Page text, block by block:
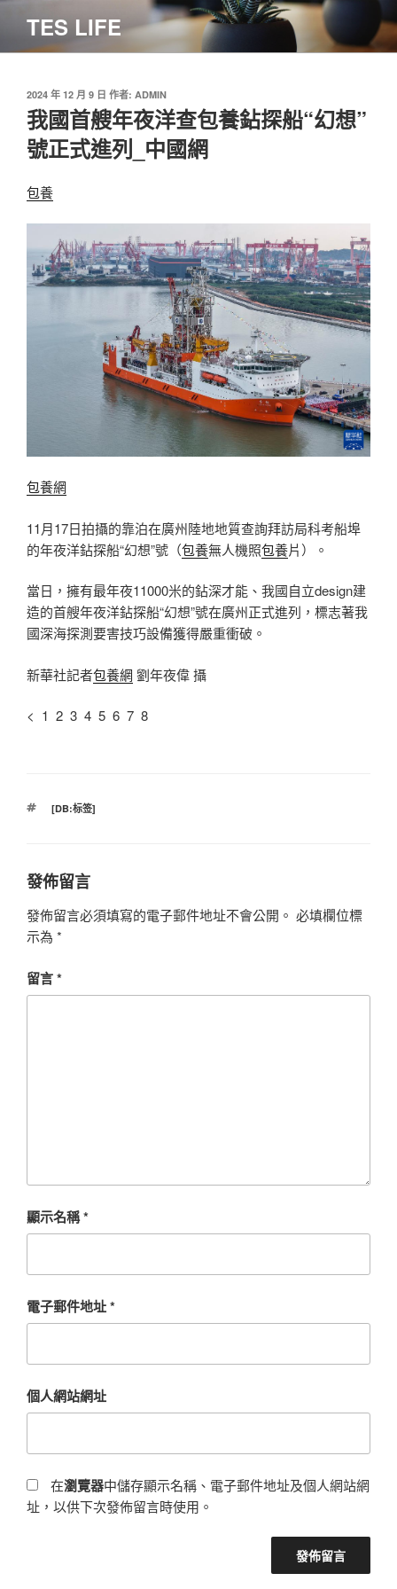
主
TES LIFE
發
佈
於
2024 年 12 月 9 日 作者: ADMIN
我國首艘年夜洋查包養鉆探船“幻想”
號正式進列_中國網
包養
包養網
11月17日拍攝的靠泊在廣州陸地地質查詢拜訪局科考船埠
的年夜洋鉆探船“幻想”號（包養無人機照包養片）。
當日，擁有最年夜11000米的鉆深才能、我國自立design建
造的首艘年夜洋鉆探船“幻想”號在廣州正式進列，標志著我
國深海探測要害技巧設備獲得嚴重衝破。
新華社記者包養網 劉年夜偉 攝
< 1 2 3 4 5 6 7 8
標
[DB:标签]
發佈留言
發佈留言必須填寫的電子郵件地址不會公開。 必填欄位標
示為 *
留言*
顯示名稱*
電子郵件地址*
個人網站網址
在瀏覽器中儲存顯示名稱、電子郵件地址及個人網站網
址，以供下次發佈留言時使用。